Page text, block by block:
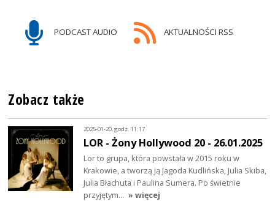
PODCAST AUDIO AKTUALNOŚCI RSS
Zobacz także
2025-01-20, godz. 11:17
LOR - Żony Hollywood 20 - 26.01.2025
Lor to grupa, która powstała w 2015 roku w
Krakowie, a tworzą ją Jagoda Kudlińska, Julia Skiba,
Julia Błachuta i Paulina Sumera. Po świetnie
przyjętym… » więcej